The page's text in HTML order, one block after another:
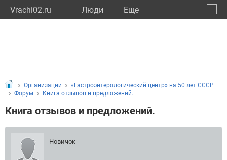
Vrachi02.ru Люди Eще
Организации
«Гастроэнтерологический центр» на 50 лет СССР
Форум
Книга отзывов и предложений.
Книга отзывов и предложений.
Новичок